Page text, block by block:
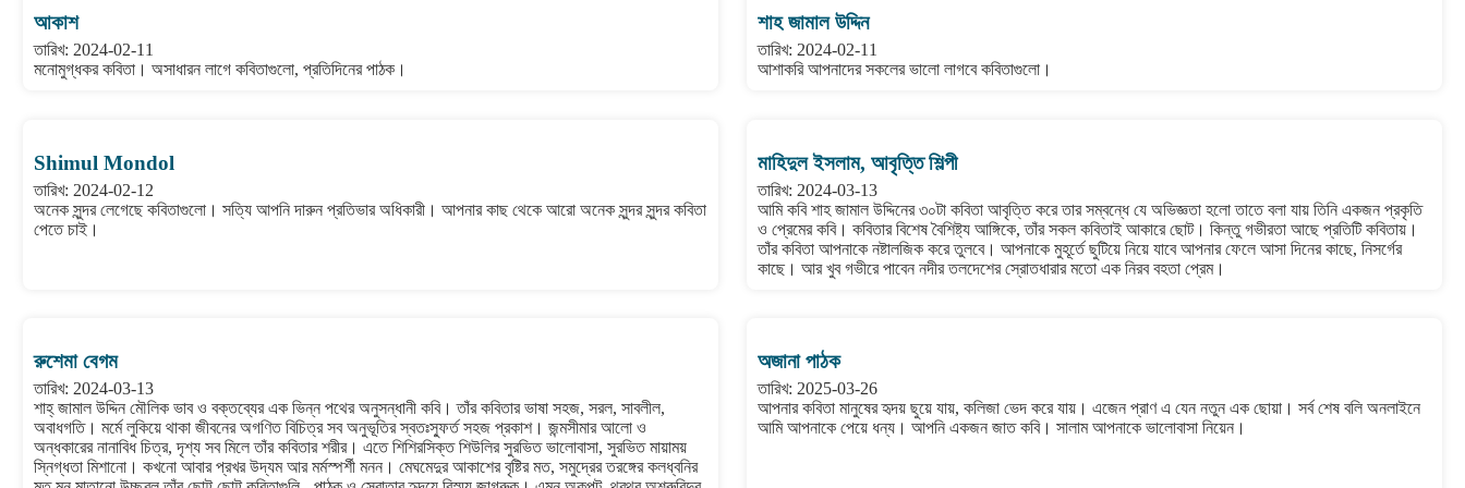
আকাশ
তারিখ: 2024-02-11
মনোমুগ্ধকর কবিতা। অসাধারন লাগে কবিতাগুলো, প্রতিদিনের পাঠক।
শাহ জামাল উদ্দিন
তারিখ: 2024-02-11
আশাকরি আপনাদের সকলের ভালো লাগবে কবিতাগুলো।
Shimul Mondol
তারিখ: 2024-02-12
অনেক সুন্দর লেগেছে কবিতাগুলো। সত্যি আপনি দারুন প্রতিভার অধিকারী। আপনার কাছ থেকে আরো অনেক সুন্দর সুন্দর কবিতা
পেতে চাই।
মাহিদুল ইসলাম, আবৃত্তি শিল্পী
তারিখ: 2024-03-13
আমি কবি শাহ জামাল উদ্দিনের ৩০টা কবিতা আবৃত্তি করে তার সম্বন্ধে যে অভিজ্ঞতা হলো তাতে বলা যায় তিনি একজন প্রকৃতি
ও প্রেমের কবি। কবিতার বিশেষ বৈশিষ্ট্য আঙ্গিকে, তাঁর সকল কবিতাই আকারে ছোট। কিন্তু গভীরতা আছে প্রতিটি কবিতায়।
তাঁর কবিতা আপনাকে নষ্টালজিক করে তুলবে। আপনাকে মুহূর্তে ছুটিয়ে নিয়ে যাবে আপনার ফেলে আসা দিনের কাছে, নিসর্গের
কাছে। আর খুব গভীরে পাবেন নদীর তলদেশের স্রোতধারার মতো এক নিরব বহতা প্রেম।
রুশেমা বেগম
তারিখ: 2024-03-13
শাহ্ জামাল উদ্দিন মৌলিক ভাব ও বক্তব্যের এক ভিন্ন পথের অনুসন্ধানী কবি। তাঁর কবিতার ভাষা সহজ, সরল, সাবলীল,
অবাধগতি। মর্মে লুকিয়ে থাকা জীবনের অগণিত বিচিত্র সব অনুভূতির স্বতঃস্ফুর্ত সহজ প্রকাশ। জন্মসীমার আলো ও
অন্ধকারের নানাবিধ চিত্র, দৃশ্য সব মিলে তাঁর কবিতার শরীর। এতে শিশিরসিক্ত শিউলির সুরভিত ভালোবাসা, সুরভিত মায়াময়
স্নিগ্ধতা মিশানো। কখনো আবার প্রখর উদ্যম আর মর্মস্পর্শী মনন। মেঘমেদুর আকাশের বৃষ্টির মত, সমুদ্রের তরঙ্গের কলধ্বনির
অজানা পাঠক
তারিখ: 2025-03-26
আপনার কবিতা মানুষের হৃদয় ছুয়ে যায়, কলিজা ভেদ করে যায়। এজেন প্রাণ এ যেন নতুন এক ছোয়া। সর্ব শেষ বলি অনলাইনে
আমি আপনাকে পেয়ে ধন্য। আপনি একজন জাত কবি। সালাম আপনাকে ভালোবাসা নিয়েন।